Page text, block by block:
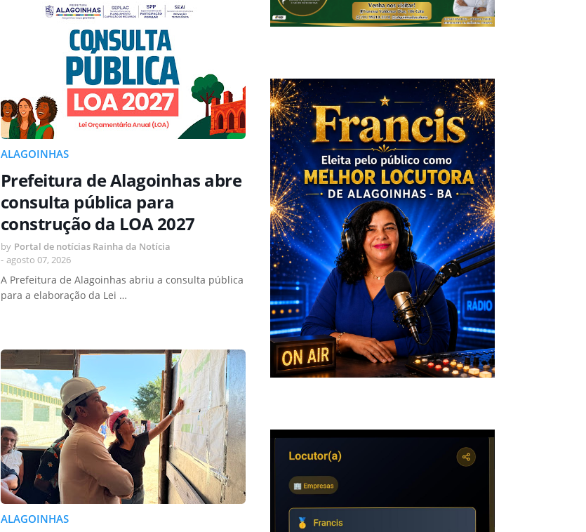
ALAGOINHAS
Prefeitura de Alagoinhas abre
consulta pública para
construção da LOA 2027
by Portal de notícias Rainha da Notícia
- agosto 07, 2026
A Prefeitura de Alagoinhas abriu a consulta pública
para a elaboração da Lei …
ALAGOINHAS